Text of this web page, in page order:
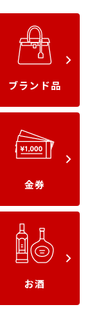
トバックル
ブランド品
金券
お酒